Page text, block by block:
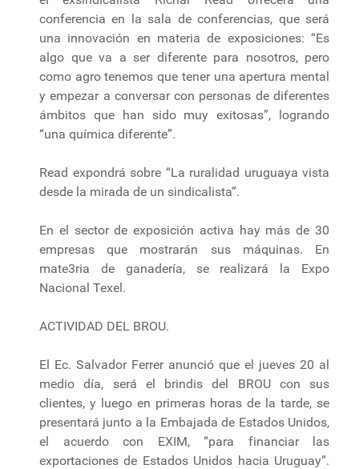
conferencia en la sala de conferencias, que será
una innovación en materia de exposiciones: “Es
algo que va a ser diferente para nosotros, pero
como agro tenemos que tener una apertura mental
y empezar a conversar con personas de diferentes
ámbitos que han sido muy exitosas”, logrando
“una química diferente”.
Read expondrá sobre “La ruralidad uruguaya vista
desde la mirada de un sindicalista”.
En el sector de exposición activa hay más de 30
empresas que mostrarán sus máquinas. En
mate3ria de ganadería, se realizará la Expo
Nacional Texel.
ACTIVIDAD DEL BROU.
El Ec. Salvador Ferrer anunció que el jueves 20 al
medio día, será el brindis del BROU con sus
clientes, y luego en primeras horas de la tarde, se
presentará junto a la Embajada de Estados Unidos,
el acuerdo con EXIM, “para financiar las
exportaciones de Estados Unidos hacia Uruguay”.